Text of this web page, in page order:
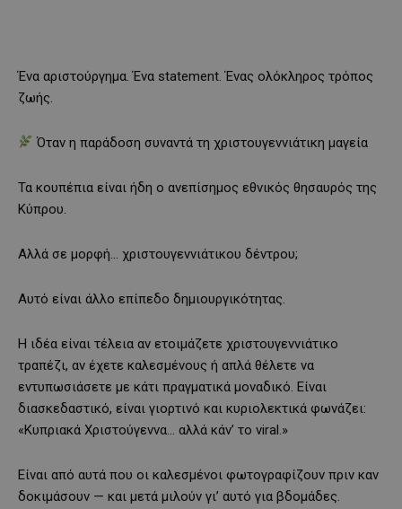
Ένα αριστούργημα. Ένα statement. Ένας ολόκληρος τρόπος
ζωής.
Όταν η παράδοση συναντά τη χριστουγεννιάτικη μαγεία
Τα κουπέπια είναι ήδη ο ανεπίσημος εθνικός θησαυρός της
Κύπρου.
Αλλά σε μορφή… χριστουγεννιάτικου δέντρου;
Αυτό είναι άλλο επίπεδο δημιουργικότητας.
Η ιδέα είναι τέλεια αν ετοιμάζετε χριστουγεννιάτικο
τραπέζι, αν έχετε καλεσμένους ή απλά θέλετε να
εντυπωσιάσετε με κάτι πραγματικά μοναδικό. Είναι
διασκεδαστικό, είναι γιορτινό και κυριολεκτικά φωνάζει:
«Κυπριακά Χριστούγεννα… αλλά κάν’ το viral.»
Είναι από αυτά που οι καλεσμένοι φωτογραφίζουν πριν καν
δοκιμάσουν — και μετά μιλούν γι’ αυτό για βδομάδες.